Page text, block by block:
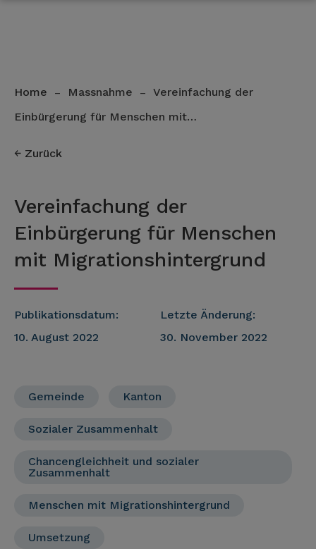
Home – Massnahme –
Vereinfachung der
Einbürgerung für Menschen mit…
Zurück
Vereinfachung der
Einbürgerung für Menschen
mit Migrationshintergrund
Publikationsdatum:
10. August 2022
Letzte Änderung:
30. November 2022
Gemeinde Kanton
Sozialer Zusammenhalt
Chancengleichheit und sozialer
Zusammenhalt
Menschen mit Migrationshintergrund
Umsetzung